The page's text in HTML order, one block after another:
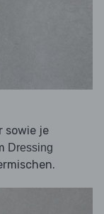
sowie je
Dressing